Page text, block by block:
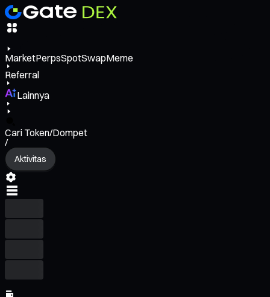
MarketPerpsSpotSwapMeme
Referral
Lainnya
Cari Token/Dompet
/
Aktivitas